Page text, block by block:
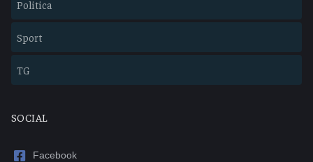
Politica
Sport
TG
SOCIAL
Facebook